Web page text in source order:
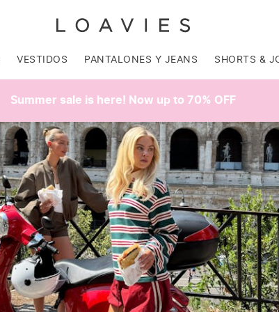
VESTIDOS PANTALONES Y JEANS SHORTS &
Summer sale is here! Now up to 70% OFF